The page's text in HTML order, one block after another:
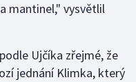
mantinel," vysvětlil
Ujčíka zřejmé, že
jednání Klimka, který